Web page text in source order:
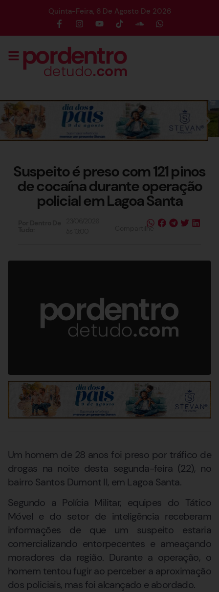
Quinta-Feira, 6 De Agosto De 2026
Suspeito é preso com 121 pinos
de cocaína durante operação
policial em Lagoa Santa
Compartilhe
Um homem de 28 anos foi preso por tráfico de
drogas na noite desta segunda-feira (22), no
bairro Santos Dumont II, em Lagoa Santa.
Segundo a Polícia Militar, equipes do Tático
Móvel e do setor de inteligência receberam
informações de que um suspeito estaria
comercializando entorpecentes e ameaçando
moradores da região. Durante a operação, o
homem tentou fugir ao perceber a aproximação
dos policiais, mas foi alcançado e abordado.